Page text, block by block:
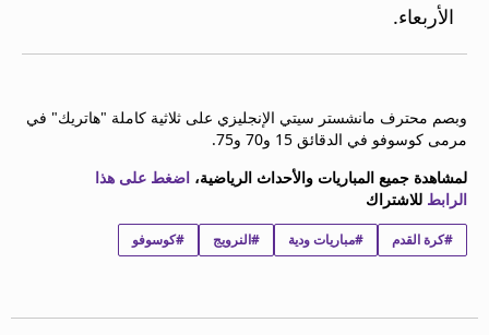
إدارة
قائمة
النشرة
الإخبارية
اتصل بنا
beIN CONNECT
beIN MEDIA GROUP
الأربعاء.
وبصم محترف مانشستر سيتي الإنجليزي على ثلاثية كاملة "هاتريك" في
مرمى كوسوفو في الدقائق 15 و70 و75.
لمشاهدة جميع المباريات والأحداث الرياضية، اضغط على هذا
الرابط للاشتراك
#كرة القدم #مباريات ودية #النرويج #كوسوفو